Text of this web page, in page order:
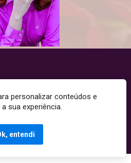
os direitos reservados. CNPJ:
Privacidade | Políticas de Cookies
personalizar conteúdos e
sua experiência.
entendi